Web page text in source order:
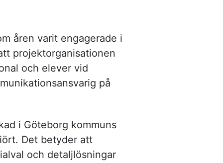
åren varit engagerade i
projektorganisationen
och elever vid
på
i Göteborg kommuns
Det betyder att
och detaljlösningar